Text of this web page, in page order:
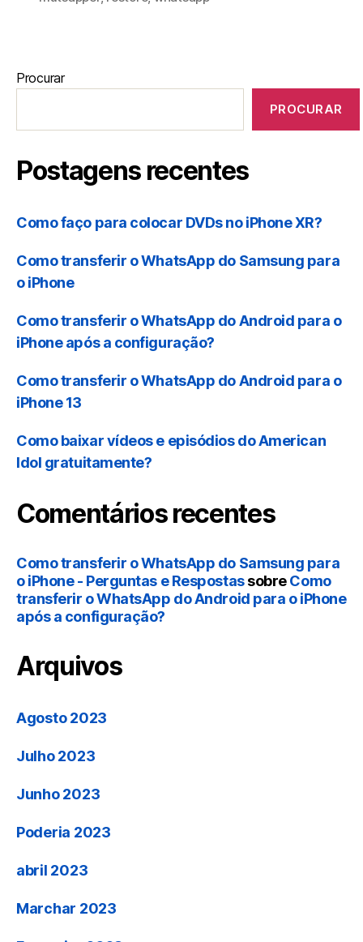
Procurar
PROCURAR
Postagens recentes
Como faço para colocar DVDs no iPhone XR?
Como transferir o WhatsApp do Samsung para
o iPhone
Como transferir o WhatsApp do Android para o
iPhone após a configuração?
Como transferir o WhatsApp do Android para o
iPhone 13
Como baixar vídeos e episódios do American
Idol gratuitamente?
Comentários recentes
Como transferir o WhatsApp do Samsung para
o iPhone - Perguntas e RespostassobreComo
transferir o WhatsApp do Android para o iPhone
após a configuração?
Arquivos
Agosto 2023
Julho 2023
Junho 2023
Poderia 2023
abril 2023
Marchar 2023